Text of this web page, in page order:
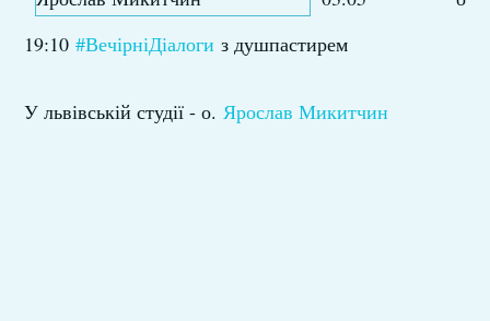
19:10#ВечірніДіалоги з душпастирем
У львівській студії - о. Ярослав Микитчин